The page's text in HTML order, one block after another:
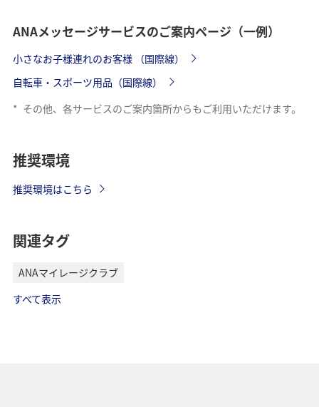
ANAメッセージサービスのご案内ページ（一例）
小さなお子様連れのお客様 （国際線）
自転車・スポーツ用品（国際線）
* その他、各サービスのご案内箇所からもご利用いただけます。
推奨環境
推奨環境はこちら
関連タグ
ANAマイレージクラブ
すべて表示